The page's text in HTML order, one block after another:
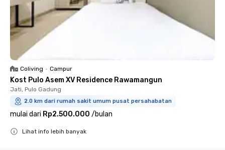
Coliving • Campur
Kost Pulo Asem XV Residence Rawamangun
Jati, Pulo Gadung
2.0 km dari rumah sakit umum pusat persahabatan
mulai dari Rp2.500.000 /bulan
Lihat info lebih banyak